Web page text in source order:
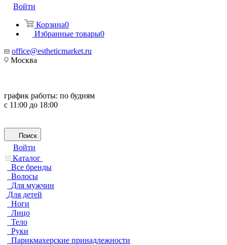
Войти
Корзина0
Избранные товары0
office@estheticmarket.ru
Москва
график работы: по будням
с 11:00 до 18:00
Поиск
Войти
Каталог
Все бренды
Волосы
Для мужчин
Для детей
Ноги
Лицо
Тело
Руки
Парикмахерские принадлежности